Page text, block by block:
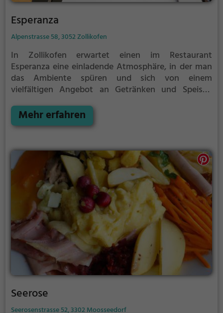
Esperanza
Alpenstrasse 58, 3052 Zollikofen
In Zollikofen erwartet einen im Restaurant
Esperanza eine einladende Atmosphäre, in der man
das Ambiente spüren und sich von einem
vielfältigen Angebot an Getränken und Speisen
Vegetarier, hier kommt jeder auf seine Kosten. Mit
einer großen Auswahl an vegetarischen Gerichten
Besonderes. Tauche ein in die kulinarische Welt und
lass dich von den köstlichen Gerichten überraschen.
Genieße einen Abend voller Genuss und
Entspannung im Esperanza.
Mehr erfahren
Seerose
Seerosenstrasse 52, 3302 Moosseedorf